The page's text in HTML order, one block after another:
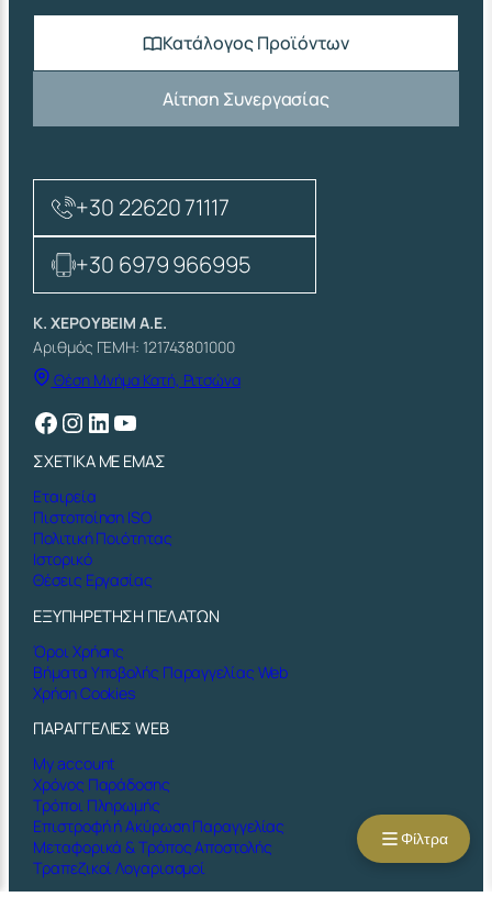
Φίλτρα
Κατάλογος Προϊόντων
Αίτηση Συνεργασίας
+30 22620 71117
+30 6979 966995
Κ. ΧΕΡΟΥΒΕΙΜ Α.Ε.
Αριθμός ΓΕΜΗ: 121743801000
Θέση Μνήμα Κατή, Ριτσώνα
Facebook Instagram Linkedin YouTube
ΣΧΕΤΙΚΑ ΜΕ ΕΜΑΣ
Εταιρεία
Πιστοποίηση ISO
Πολιτική Ποιότητας
Ιστορικό
Θέσεις Εργασίας
ΕΞΥΠΗΡΕΤΗΣΗ ΠΕΛΑΤΩΝ
Όροι Χρήσης
Βήματα Υποβολής Παραγγελίας Web
Χρήση Cookies
ΠΑΡΑΓΓΕΛΙΕΣ WEB
My account
Χρόνος Παράδοσης
Τρόποι Πληρωμής
Επιστροφή ή Ακύρωση Παραγγελίας
Μεταφορικά & Τρόπος Αποστολής
Τραπεζικοί Λογαριασμοί